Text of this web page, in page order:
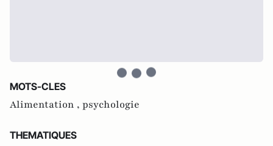
MOTS-CLES
Alimentation , psychologie
THEMATIQUES